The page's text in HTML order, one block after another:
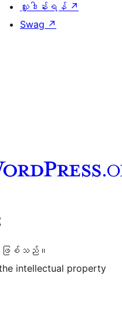
လှူဒါန်းရန် ↗
Swag ↗
ဝင်ရောက်ကြည့်ရှုရန်
း ဖြစ်သည်။
intellectual property